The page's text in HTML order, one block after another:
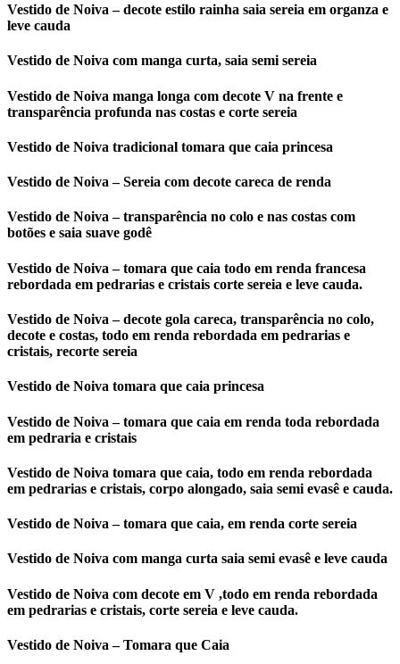
Vestido de Noiva – decote estilo rainha saia sereia em organza e
leve cauda
Vestido de Noiva com manga curta, saia semi sereia
Vestido de Noiva manga longa com decote V na frente e
transparência profunda nas costas e corte sereia
Vestido de Noiva tradicional tomara que caia princesa
Vestido de Noiva – Sereia com decote careca de renda
Vestido de Noiva – transparência no colo e nas costas com
botões e saia suave godê
Vestido de Noiva – tomara que caia todo em renda francesa
rebordada em pedrarias e cristais corte sereia e leve cauda.
Vestido de Noiva – decote gola careca, transparência no colo,
decote e costas, todo em renda rebordada em pedrarias e
cristais, recorte sereia
Vestido de Noiva tomara que caia princesa
Vestido de Noiva – tomara que caia em renda toda rebordada
em pedraria e cristais
Vestido de Noiva tomara que caia, todo em renda rebordada
em pedrarias e cristais, corpo alongado, saia semi evasê e cauda.
Vestido de Noiva – tomara que caia, em renda corte sereia
Vestido de Noiva com manga curta saia semi evasê e leve cauda
Vestido de Noiva com decote em V ,todo em renda rebordada
em pedrarias e cristais, corte sereia e leve cauda.
Vestido de Noiva – Tomara que Caia